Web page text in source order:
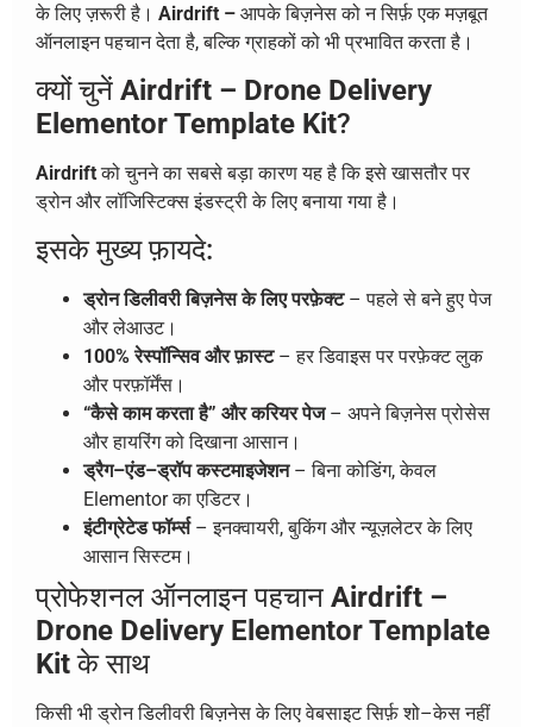
के लिए ज़रूरी है। Airdrift – आपके बिज़नेस को न सिर्फ़ एक मज़बूत
ऑनलाइन पहचान देता है, बल्कि ग्राहकों को भी प्रभावित करता है।
क्यों चुनें Airdrift – Drone Delivery
Elementor Template Kit?
Airdriftको चुनने का सबसे बड़ा कारण यह है कि इसे खासतौर पर
ड्रोन और लॉजिस्टिक्स इंडस्ट्री के लिए बनाया गया है।
इसके मुख्य फ़ायदे:
ड्रोन डिलीवरी बिज़नेस के लिए परफ़ेक्ट– पहले से बने हुए पेज
और लेआउट।
100% रेस्पॉन्सिव और फ़ास्ट– हर डिवाइस पर परफ़ेक्ट लुक
और परफ़ॉर्मेंस।
“कैसे काम करता है” और करियर पेज– अपने बिज़नेस प्रोसेस
और हायरिंग को दिखाना आसान।
ड्रैग–एंड–ड्रॉप कस्टमाइजेशन– बिना कोडिंग, केवल
Elementor का एडिटर।
इंटीग्रेटेड फॉर्म्स– इनक्वायरी, बुकिंग और न्यूज़लेटर के लिए
आसान सिस्टम।
प्रोफेशनल ऑनलाइन पहचान Airdrift –
Drone Delivery Elementor Template
Kitके साथ
किसी भी ड्रोन डिलीवरी बिज़नेस के लिए वेबसाइट सिर्फ़ शो–केस नहीं